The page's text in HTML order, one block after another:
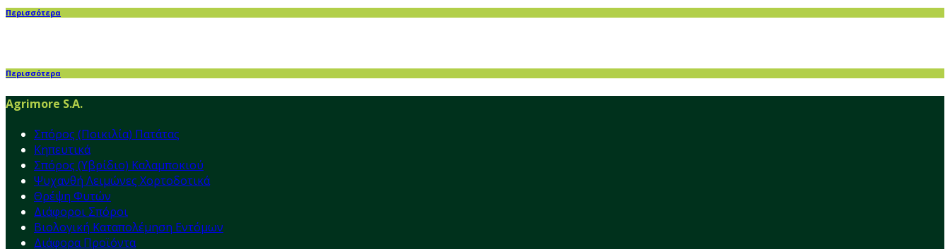
Περισσότερα
Περισσότερα
Agrimore S.A.
Σπόρος (Ποικιλία) Πατάτας
Κηπευτικά
Σπόρος (Υβρίδιο) Καλαμποκιού
Ψυχανθή Λειμώνες Χορτοδοτικά
Θρέψη Φυτών
Διάφοροι Σπόροι
Βιολογική Καταπολέμηση Εντόμων
Διάφορα Προϊόντα